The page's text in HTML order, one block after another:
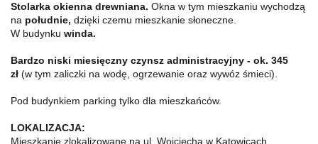
Stolarka okienna drewniana. Okna w tym mieszkaniu wychodzą
na południe, dzięki czemu mieszkanie słoneczne.
W budynku winda.
Bardzo niski miesięczny czynsz administracyjny - ok. 345
zł (w tym zaliczki na wodę, ogrzewanie oraz wywóz śmieci).
Pod budynkiem parking tylko dla mieszkańców.
LOKALIZACJA:
Mieszkanie zlokalizowane na ul. Wojciecha w Katowicach.